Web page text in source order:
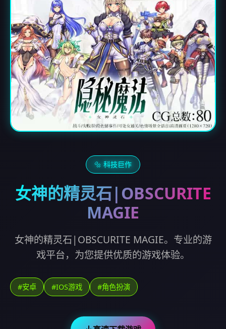
🔩 科技巨作
女神的精灵石|OBSCURITE
MAGIE
女神的精灵石|OBSCURITE MAGIE。专业的游
戏平台，为您提供优质的游戏体验。
#安卓 #IOS游戏 #角色扮演